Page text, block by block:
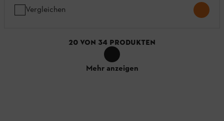
Vergleichen
20 VON 34 PRODUKTEN
Mehr anzeigen